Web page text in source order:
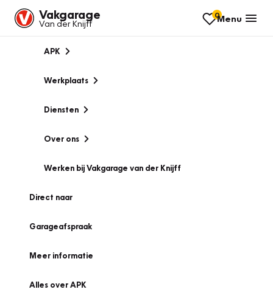
Vakgarage
Van der Knijff
0Menu
APK
Werkplaats
Diensten
Over ons
Werken bij Vakgarage van der Knijff
Direct naar
Garageafspraak
Meer informatie
Alles over APK